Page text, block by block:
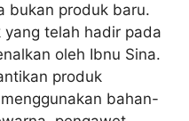
bukan produk baru.
telah hadir pada
oleh Ibnu Sina.
produk
bahan-